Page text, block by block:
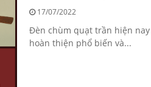
17/07/2022
Đèn chùm quạt trần hiện
hoàn thiện phổ biến và...